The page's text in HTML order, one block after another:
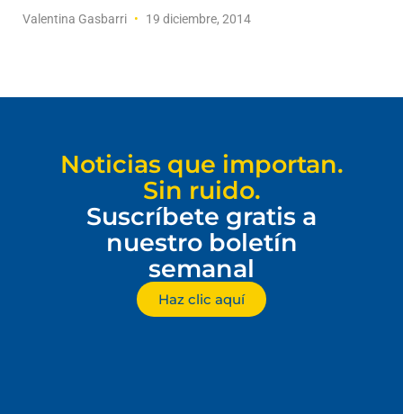
Valentina Gasbarri 19 diciembre, 2014
Noticias que importan.
Sin ruido.
Suscríbete gratis a
nuestro boletín
semanal
Haz clic aquí